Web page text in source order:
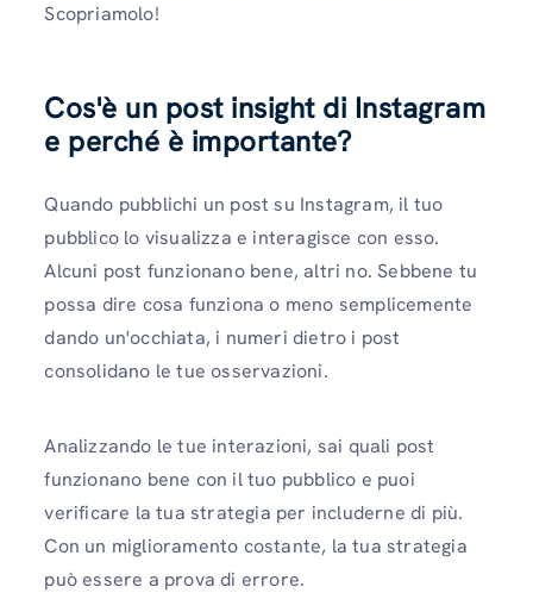
Scopriamolo!
Cos'è un post insight di Instagram
e perché è importante?
Quando pubblichi un post su Instagram, il tuo
pubblico lo visualizza e interagisce con esso.
Alcuni post funzionano bene, altri no. Sebbene tu
possa dire cosa funziona o meno semplicemente
dando un'occhiata, i numeri dietro i post
consolidano le tue osservazioni.
Analizzando le tue interazioni, sai quali post
funzionano bene con il tuo pubblico e puoi
verificare la tua strategia per includerne di più.
Con un miglioramento costante, la tua strategia
può essere a prova di errore.